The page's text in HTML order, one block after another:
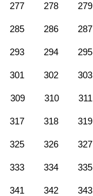
277 278 279
285 286 287
293 294 295
301 302 303
309 310 311
317 318 319
325 326 327
333 334 335
341 342 343